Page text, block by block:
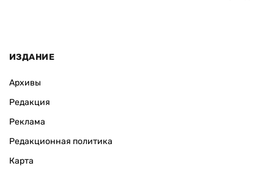
ИЗДАНИЕ
Архивы
Редакция
Реклама
Редакционная политика
Карта